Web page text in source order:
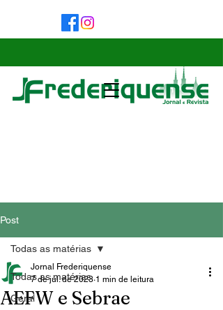
Post
Todas as matérias
Geral
Todas as matérias
AEFW e Sebrae
Jornal Frederiquense
7 de jul. de 2023 1 min de leitura